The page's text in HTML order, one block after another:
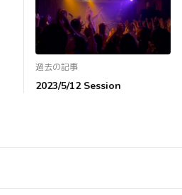
過去の記事
2023/5/12 Session